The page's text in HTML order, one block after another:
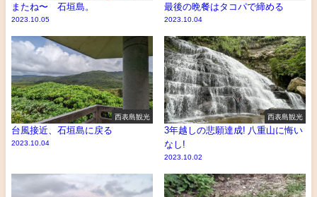
またね〜 石垣島。
2023.10.05
最後の晩餐はタコパで締める
2023.10.04
西表島観光
台風接近、石垣島に戻る
2023.10.04
西表島観光
3年越しの悲願達成! 八重山に悔い
なし!
2023.10.02